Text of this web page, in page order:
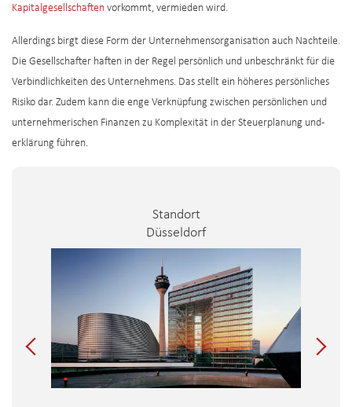
Kapitalgesellschaften vorkommt, vermieden wird.
Allerdings birgt diese Form der Unternehmensorganisation auch Nachteile.
Die Gesellschafter haften in der Regel persönlich und unbeschränkt für die
Verbindlichkeiten des Unternehmens. Das stellt ein höheres persönliches
Risiko dar. Zudem kann die enge Verknüpfung zwischen persönlichen und
unternehmerischen Finanzen zu Komplexität in der Steuerplanung und -
erklärung führen.
Standort
Düsseldorf